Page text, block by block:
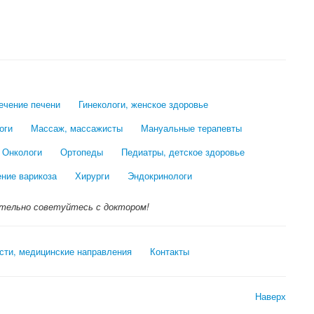
печени
Гинекологи, женское здоровье
Массаж, массажисты
Мануальные терапевты
Онкологи
Ортопеды
Педиатры, детское здоровье
варикоза
Хирурги Эндокринологи
советуйтесь с доктором!
медицинские направления Контакты
Наверх